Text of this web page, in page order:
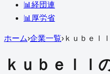
📊 経団連
📊 厚労省
ホーム›企業一覧› ｋｕｂｅｌｌ
ｋｕｂｅｌｌ